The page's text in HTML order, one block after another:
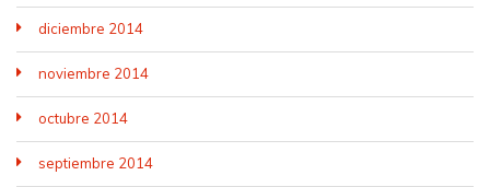
diciembre 2014
noviembre 2014
octubre 2014
septiembre 2014